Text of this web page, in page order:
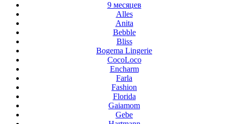
9 месяцев
Alles
Anita
Bebble
Bliss
Bogema Lingerie
CocoLoco
Encharm
Farla
Fashion
Florida
Gaiamom
Gebe